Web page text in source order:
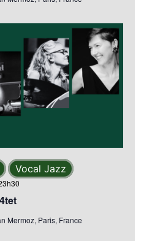
Vocal Jazz
Mermoz, Paris, France